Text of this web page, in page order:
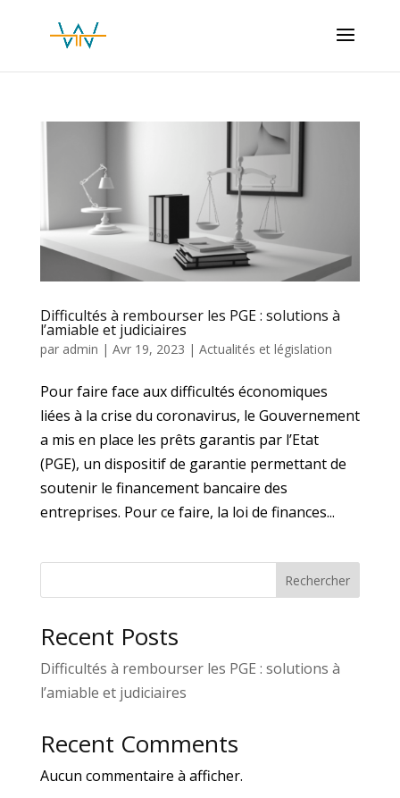
Difficultés à rembourser les PGE : solutions à
l’amiable et judiciaires
par admin | Avr 19, 2023 | Actualités et législation
Pour faire face aux difficultés économiques
liées à la crise du coronavirus, le Gouvernement
a mis en place les prêts garantis par l’Etat
(PGE), un dispositif de garantie permettant de
soutenir le financement bancaire des
entreprises. Pour ce faire, la loi de finances...
Rechercher
Recent Posts
Difficultés à rembourser les PGE : solutions à
l’amiable et judiciaires
Recent Comments
Aucun commentaire à afficher.